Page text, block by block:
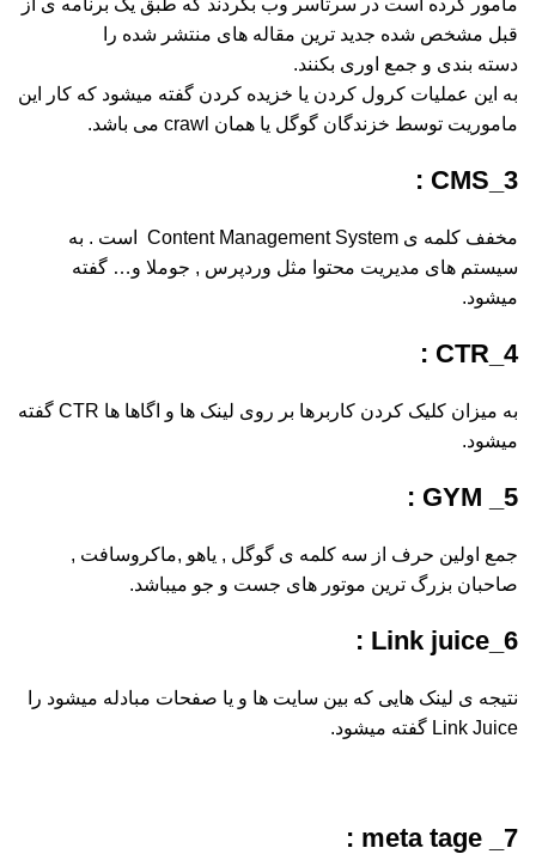
قبل مشخص شده جدید ترین مقاله های منتشر شده را
دسته بندی و جمع اوری بکنند.
به این عملیات کرول کردن یا خزیده کردن گفته میشود که کار این
ماموریت توسط خزندگان گوگل یا همان crawl می باشد.
3_CMS :
مخفف کلمه ی Content Management System است . به
سیستم های مدیریت محتوا مثل وردپرس , جوملا و… گفته
میشود.
4_CTR :
به میزان کلیک کردن کاربرها بر روی لینک ها و اگاها ها CTR گفته
میشود.
5_ GYM :
جمع اولین حرف از سه کلمه ی گوگل , یاهو ,ماکروسافت ,
صاحبان بزرگ ترین موتور های جست و جو میباشد.
6_Link juice :
نتیجه ی لینک هایی که بین سایت ها و یا صفحات مبادله میشود را
Link Juice گفته میشود.
7_ meta tage :